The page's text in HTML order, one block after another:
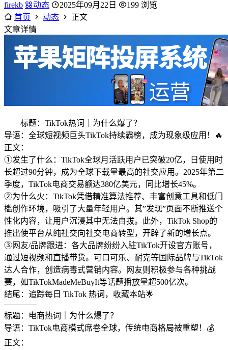
firekb 动态 2025年09月22日
199 浏览
首页
动态
正文
文章详情
标题：TikTok热词｜为什么爆了？
导语：全球短视频巨头TikTok持续霸榜，成为现象级应用！🔥
正文：
①发生了什么：TikTok全球月活跃用户已突破20亿，日使用时
长超过90分钟，成为全球下载量最高的社交应用。2025年第二
季度，TikTok电商交易额达380亿美元，同比增长45%。
②为什么火：TikTok凭借精准算法推荐、丰富创意工具和低门
槛创作环境，吸引了大量年轻用户。其”发现”页面不断推送个
性化内容，让用户沉浸其中无法自拔。此外，TikTok Shop的
推出使平台从纯社交向社交电商转型，开辟了新的增长点。
③网友/品牌跟进：各大品牌纷纷入驻TikTok开设官方账号，
通过短视频和直播带货。可口可乐、耐克等国际品牌与TikTok
达人合作，创造病毒式营销内容。网友则积极参与各种挑战
赛，如TikTokMadeMeBuyIt等话题播放量超500亿次。
结尾：追踪每日 TikTok 热词，收藏本站🌟
————
标题：电商热词｜为什么爆了？
导语：TikTok电商模式席卷全球，传统电商格局被重塑！💰
正文：